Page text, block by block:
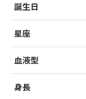
誕生日
星座
血液型
身長